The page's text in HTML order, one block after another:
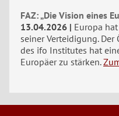
FAZ: „Die Vision eines
13.04.2026
Europa
seiner Verteidigung.
des ifo Institutes hat
Europäer zu stärken.